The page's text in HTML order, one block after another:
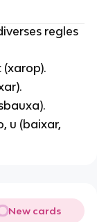
regles
(xarop).
u (baixar,
New cards